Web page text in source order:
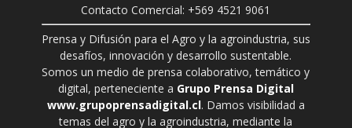
Contacto Comercial: +569 4521 9061
Prensa y Difusión para el Agro y la agroindustria, sus
desafíos, innovación y desarrollo sustentable.
Somos un medio de prensa colaborativo, temático y
digital, perteneciente a Grupo Prensa Digital
www.grupoprensadigital.cl. Damos visibilidad a
temas del agro y la agroindustria, mediante la